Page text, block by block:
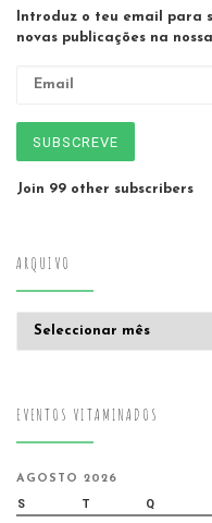
Introduz o teu email para
novas publicações na
SUBSCREVE
Join 99 other subscribers
ARQUIVO
EVENTOS VITAMINADOS
AGOSTO 2026
S T Q